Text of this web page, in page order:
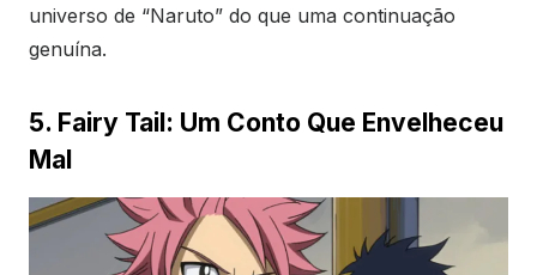
universo de “Naruto” do que uma continuação
genuína.
5. Fairy Tail: Um Conto Que Envelheceu
Mal